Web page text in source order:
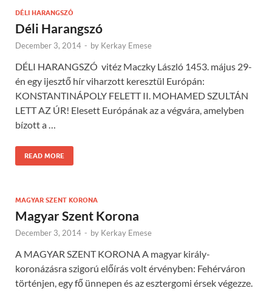
DÉLI HARANGSZÓ
Déli Harangszó
December 3, 2014 - by Kerkay Emese
DÉLI HARANGSZÓ vitéz Maczky László 1453. május 29-
én egy ijesztő hír viharzott keresztül Európán:
KONSTANTINÁPOLY FELETT II. MOHAMED SZULTÁN
LETT AZ ÚR! Elesett Európának az a végvára, amelyben
bízott a …
READ MORE
MAGYAR SZENT KORONA
Magyar Szent Korona
December 3, 2014 - by Kerkay Emese
A MAGYAR SZENT KORONA A magyar király-
koronázásra szigorú előírás volt érvényben: Fehérváron
történjen, egy fő ünnepen és az esztergomi érsek végezze.